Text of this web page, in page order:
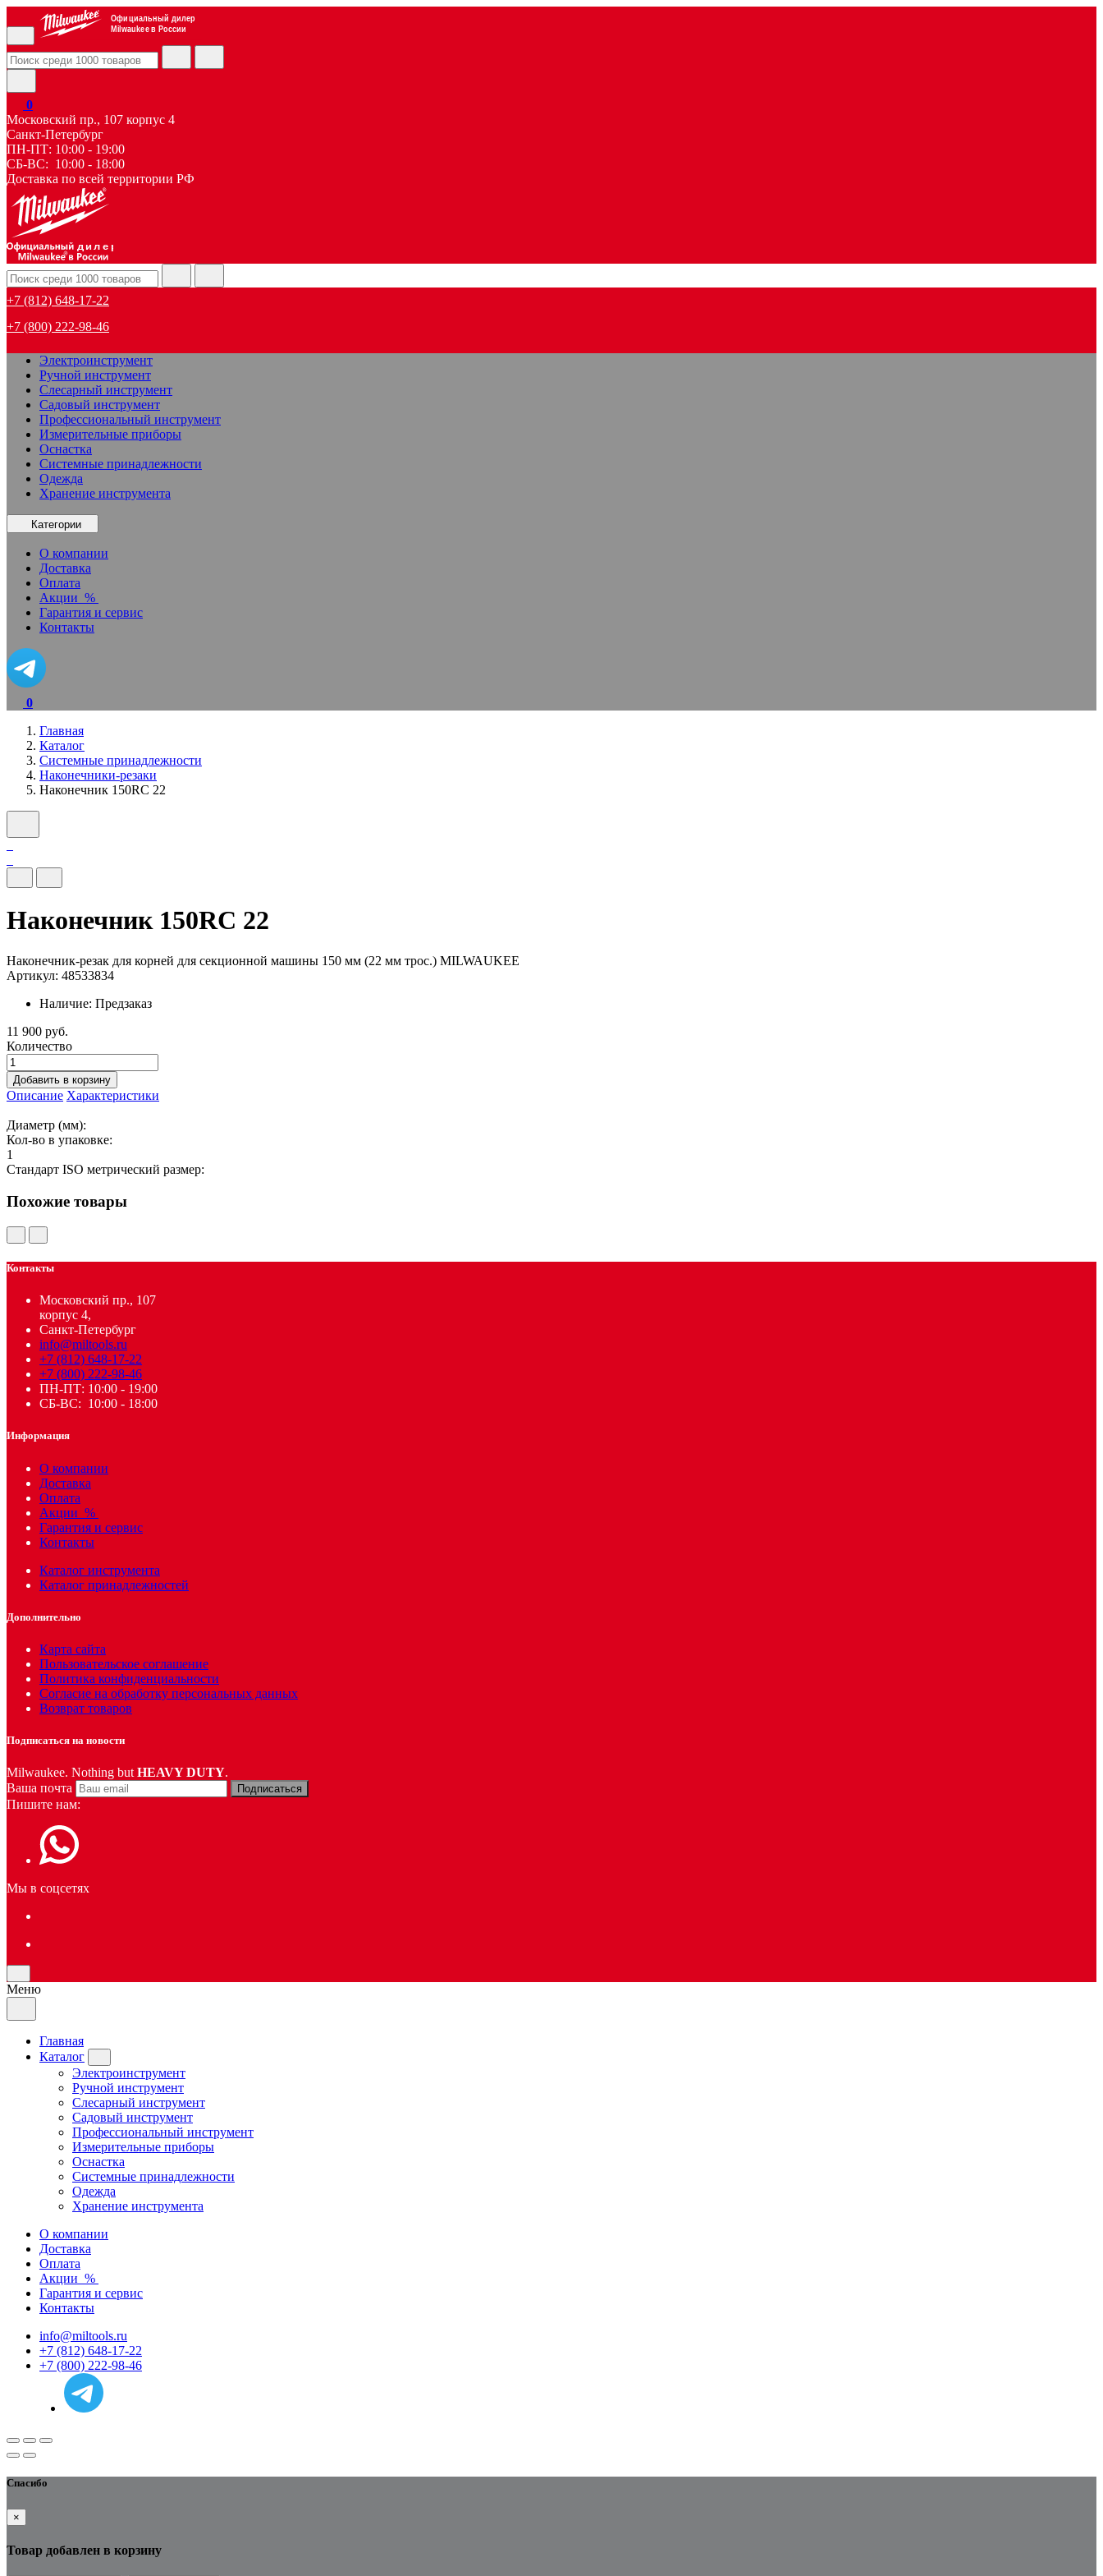
Официальный дилер
Milwaukee в России
0
Московский пр., 107 корпус 4
Санкт-Петербург
ПН-ПТ: 10:00 - 19:00
СБ-ВС: 10:00 - 18:00
Доставка по всей территории РФ
дилер
+7 (812) 648-17-22
+7 (800) 222-98-46
Электроинструмент
Ручной инструмент
Слесарный инструмент
Садовый инструмент
Профессиональный инструмент
Измерительные приборы
Оснастка
Системные принадлежности
Одежда
Хранение инструмента
Категории
О компании
Доставка
Оплата
Акции %
Гарантия и сервис
Контакты
0
Главная
Каталог
Системные принадлежности
Наконечники-резаки
Наконечник 150RC 22
Наконечник 150RC 22
Наконечник-резак для корней для секционной машины 150 мм (22 мм трос.) MILWAUKEE
Артикул: 48533834
Наличие: Предзаказ
11 900 руб.
Количество
Добавить в корзину
Описание Характеристики
Диаметр (мм):
Кол-во в упаковке:
1
Стандарт ISO метрический размер:
Похожие товары
Контакты
Московский пр., 107
корпус 4,
Санкт-Петербург
info@miltools.ru
+7 (812) 648-17-22
+7 (800) 222-98-46
ПН-ПТ: 10:00 - 19:00
СБ-ВС: 10:00 - 18:00
Информация
О компании
Доставка
Оплата
Акции %
Гарантия и сервис
Контакты
Каталог инструмента
Каталог принадлежностей
Дополнительно
Карта сайта
Пользовательское соглашение
Политика конфиденциальности
Согласие на обработку персональных данных
Возврат товаров
Подписаться на новости
Milwaukee. Nothing but HEAVY DUTY.
Ваша почта
Подписаться
Пишите нам:
Мы в соцсетях
Меню
Главная
Каталог
Электроинструмент
Ручной инструмент
Слесарный инструмент
Садовый инструмент
Профессиональный инструмент
Измерительные приборы
Оснастка
Системные принадлежности
Одежда
Хранение инструмента
О компании
Доставка
Оплата
Акции %
Гарантия и сервис
Контакты
info@miltools.ru
+7 (812) 648-17-22
+7 (800) 222-98-46
Спасибо
×
Товар добавлен в корзину